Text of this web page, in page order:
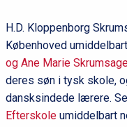
H.D. Kloppenborg
Københoved
og Ane Marie
deres søn i tysk skole,
dansksindede lærere.
Efterskoleumiddelbart